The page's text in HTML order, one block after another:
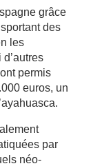
grâce
des
les
permis
euros, un
par
néo-